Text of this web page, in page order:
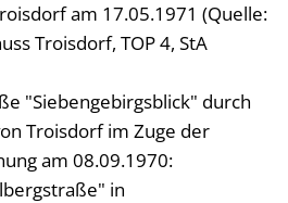
am 17.05.1971 (Quelle:
Troisdorf, TOP 4, StA
"Siebengebirgsblick" durch
Troisdorf im Zuge der
am 08.09.1970:
in